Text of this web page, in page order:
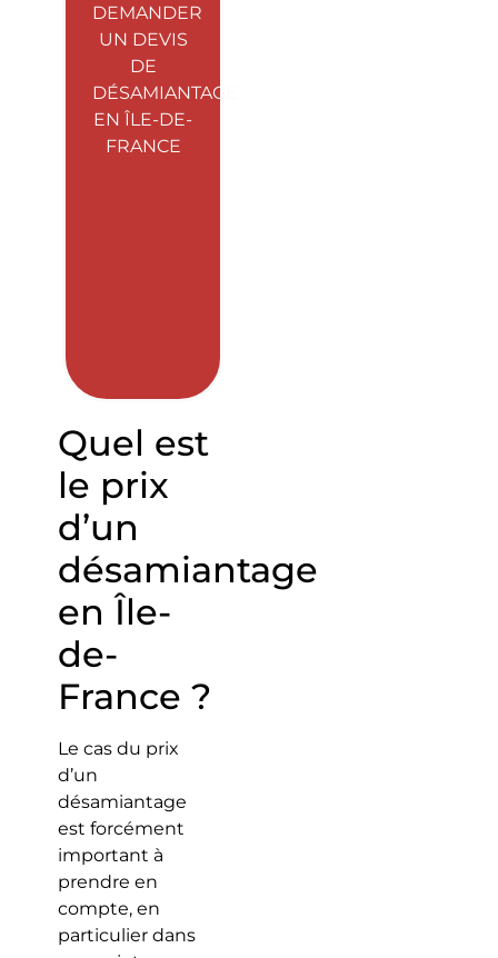
DEMANDER
UN DEVIS
DE
DÉSAMIANTAGE
EN ÎLE-DE-
FRANCE
Quel est
le prix
d’un
désamiantage
en Île-
de-
France ?
Le cas du prix
d’un
désamiantage
est forcément
important à
prendre en
compte, en
particulier dans